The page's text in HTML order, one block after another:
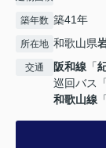
築年数 築41年
所在地 和歌山県
交通 阪和線 「
巡回バス
和歌山線 「